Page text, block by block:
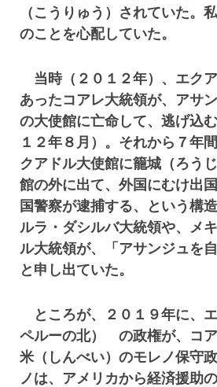
（こうりゅう）されていた。
のことを心配していた。
当時（２０１２年）、エク
あったコアレ大統領が、アサ
の大使館に亡命して、逃げ込
１２年８月）。それから７年
クアドル大使館に籠城（ろう
館の外に出て、外国にむけ出
国警察が逮捕する、という構
ルラ・ダシルバ大統領や、メ
ル大統領が、「アサンジュを
と申し出ていた。
ところが、２０１９年に、
ペルーの北） の政権が、コ
米（しんべい）のモレノ保守
ノは、アメリカから経済援助